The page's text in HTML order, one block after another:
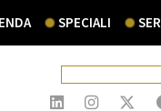
SPECIALI